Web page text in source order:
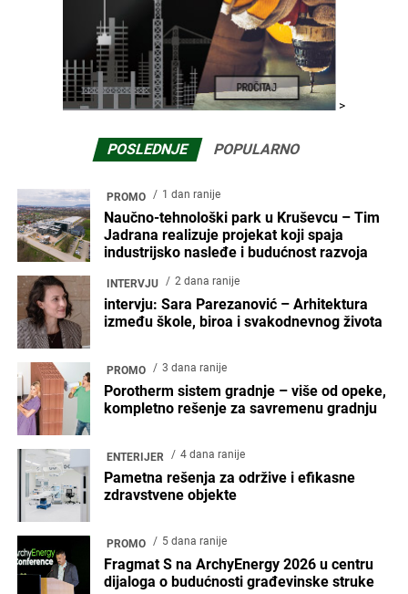
>
POSLEDNJE POPULARNO
PROMO 1 dan ranije
Naučno-tehnološki park u Kruševcu – Tim
Jadrana realizuje projekat koji spaja
industrijsko nasleđe i budućnost razvoja
INTERVJU 2 dana ranije
intervju: Sara Parezanović – Arhitektura
između škole, biroa i svakodnevnog života
PROMO 3 dana ranije
Porotherm sistem gradnje – više od opeke,
kompletno rešenje za savremenu gradnju
ENTERIJER 4 dana ranije
Pametna rešenja za održive i efikasne
zdravstvene objekte
PROMO 5 dana ranije
Fragmat S na ArchyEnergy 2026 u centru
dijaloga o budućnosti građevinske struke